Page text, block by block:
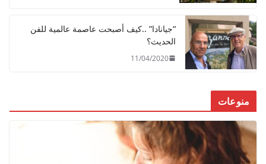
“جيانادا” ..كيف أصبحت عاصمة عالمية للفن
الحديث؟
11/04/2020
منوعات